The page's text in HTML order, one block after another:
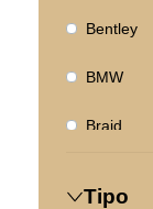
Bentley
BMW
Braid
Tipo